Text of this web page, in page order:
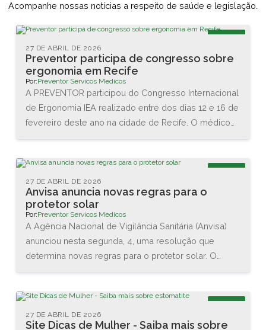
Acompanhe nossas notícias a respeito de saúde e legislação.
Preventor participa de congresso sobre
ergonomia em Recife
27 DE ABRIL DE 2026
Por:Preventor Servicos Medicos
A PREVENTOR participou do Congresso Internacional
de Ergonomia IEA realizado entre dos dias 12 e 16 de
fevereiro deste ano na cidade de Recife. O médico
Maurício, da DCA Ergonomia, e juntos conheceram as
novas tecnologias disponíveis na área. Também
assistiram diversas palestras sobre as interações
entre o homem e o trabalho.
Anvisa anuncia novas regras para o
protetor solar
27 DE ABRIL DE 2026
Por:Preventor Servicos Medicos
A Agência Nacional de Vigilância Sanitária (Anvisa)
anunciou nesta segunda, 4, uma resolução que
determina novas regras para o protetor solar. O
mínimo do Fator de Proteção Solar (FPS), que vai
aumentar de 2 para 6, e na proteção contra os raios
Site Dicas de Mulher - Saiba mais sobre
27 DE ABRIL DE 2026